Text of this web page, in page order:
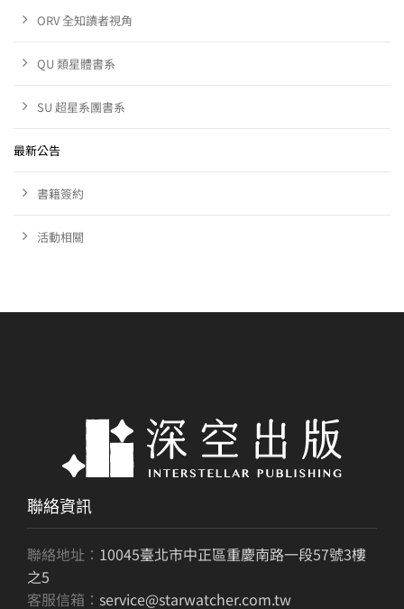
ORV 全知讀者視角
QU 類星體書系
SU 超星系團書系
最新公告
書籍簽約
活動相關
聯絡資訊
聯絡地址： 10045臺北市中正區重慶南路一段57號3樓
之5
客服信箱： service@starwatcher.com.tw